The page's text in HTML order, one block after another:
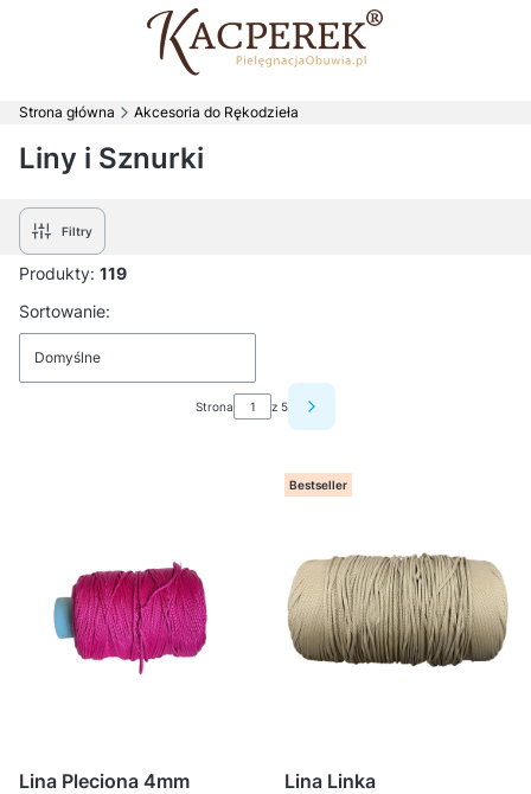
Strona główna Akcesoria do Rękodzieła
Liny i Sznurki
Filtry
Produkty: 119
Lista produktów
Sortowanie:
Domyślne
Strona z 5
Następne produkty
Lina Pleciona 4mm
Bestseller
Lina Linka